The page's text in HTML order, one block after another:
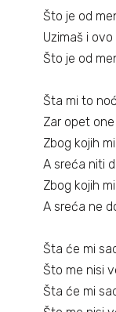
Što je od
Uzimaš i ovo
Što je od
Šta mi to
Zar opet
Zbog kojih
A sreća niti
Zbog kojih
A sreća ne
Šta će mi
Što me nisi
Šta će mi